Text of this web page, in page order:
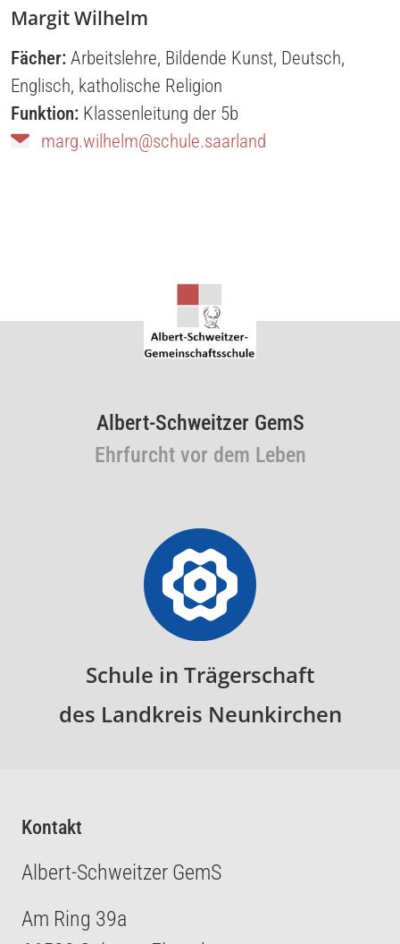
Margit Wilhelm
Fächer: Arbeitslehre, Bildende Kunst, Deutsch,
Englisch, katholische Religion
Funktion: Klassenleitung der 5b
marg.wilhelm@schule.saarland
Albert-Schweitzer GemS
Ehrfurcht vor dem Leben
Schule in Trägerschaft
des Landkreis Neunkirchen
Kontakt
Albert-Schweitzer GemS
Am Ring 39a